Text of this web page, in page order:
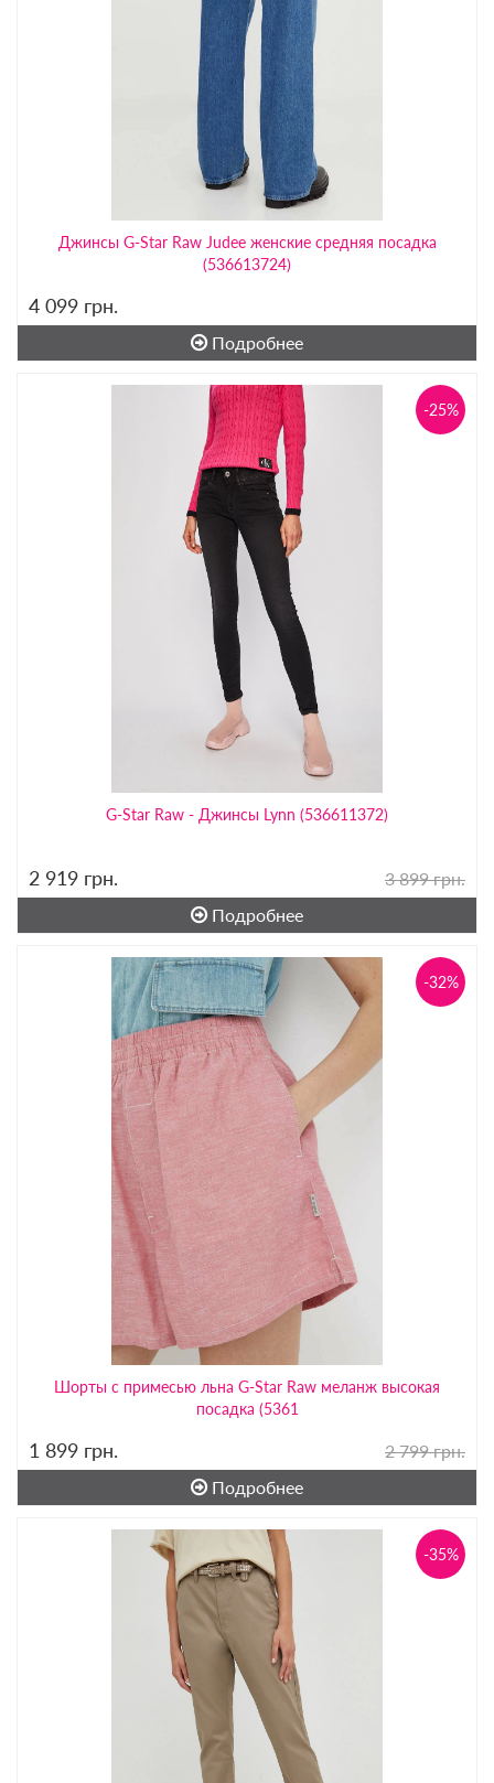
Джинсы G-Star Raw Judee женские средняя посадка
(536613724)
4 099 грн.
Подробнее
G-Star Raw - Джинсы Lynn (536611372)
-25%
2 919 грн.
3 899 грн.
Подробнее
Шорты с примесью льна G-Star Raw меланж высокая
посадка (5361
-32%
1 899 грн.
2 799 грн.
Подробнее
-35%